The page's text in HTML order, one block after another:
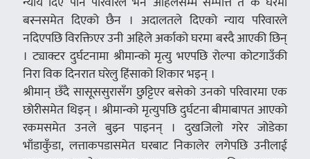
बस्नसमेत दिएको छैन । अदालतले दिएको न्याय परिवारले
नदिएपछि विरक्तिएर उनी अहिले अर्काको घरमा बस्दै आएकी छिन्
। ट्याक्टर दुर्घटनामा श्रीमान्को मृत्यु भएपछि रोल्पा कोटगाउँकी
निरा विक दिनरात घरेलु हिंसाको शिकार भइन् ।
श्रीमान् छँदै सासूससुरासँग छुट्टिएर बसेको उनको परिवारमा एक
छोरीसमेत थिइन् । श्रीमान्को मृत्युपछि दुर्घटना बीमाबापत आएको
रकमसमेत उनले बुझ्न पाइनन् । दुखजिलो गरेर जोडेका
भाँडाकुँडा, लत्ताकपडासमेत घरबाट निकालेर लगेपछि उनीलाई